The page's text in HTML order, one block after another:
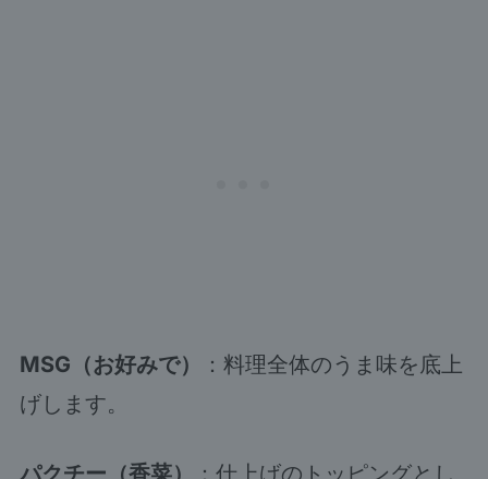
MSG（お好みで）
：料理全体のうま味を底上
げします。
パクチー（香菜）
：仕上げのトッピングとし